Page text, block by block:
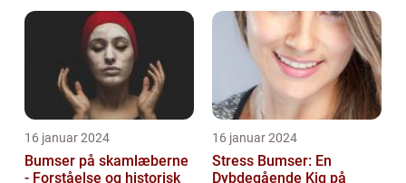
skønhedsanbefaling
16 januar 2024
Bumser på skamlæberne
- Forståelse og historisk
16 januar 2024
Stress Bumser: En
Dybdegående Kig på